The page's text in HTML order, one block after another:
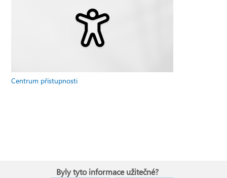
Centrum přístupnosti
Byly tyto informace užitečné?